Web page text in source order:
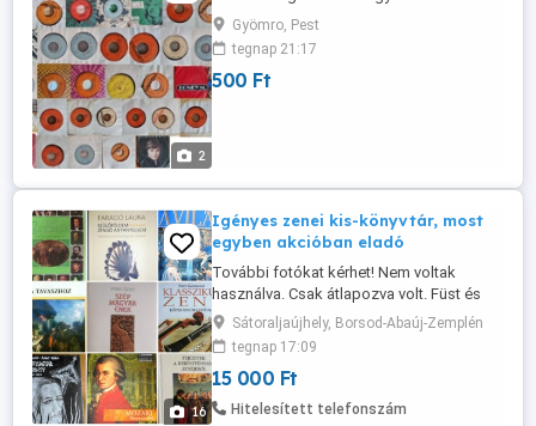
2
Gyömro, Pest
tegnap 21:17
500 Ft
16
Igényes zenei kis-könyvtár, most
egyben akcióban eladó
További fotókat kérhet! Nem voltak
használva. Csak átlapozva volt. Füst és
pormentes lakásban várja egy
könyvespolcon az új tulajdonosát
megkímélt, újszerű állapotban mind.
Átvehető személyesen Sátoraljaújhelyben.
Postázás csak előre utalással. Futárral a
Sátoraljaújhely, Borsod-Abaúj-Zemplén
tegnap 17:09
15 000 Ft
Hitelesített telefonszám